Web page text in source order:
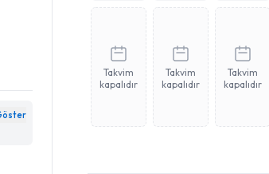
Takvim
kapalıdır
Takvim
kapalıdır
Takvim
kapalıdır